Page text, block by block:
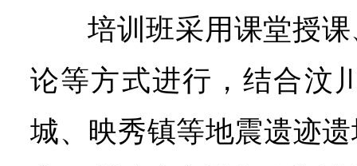
培训班采用课堂授
论等方式进行，结合汶
城、映秀镇等地震遗迹